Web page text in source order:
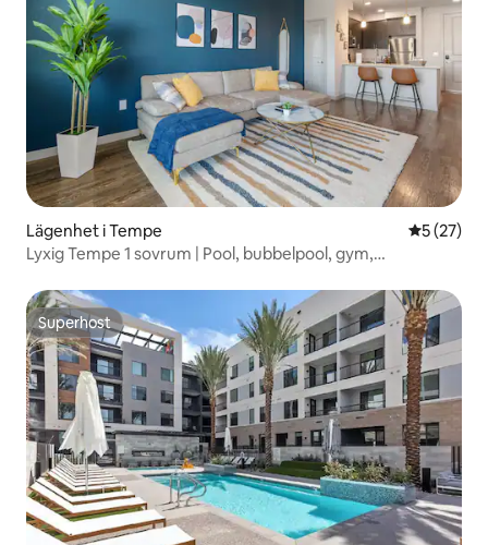
Lägenhet i Tempe 5 av 5 i
5 (27)
Lyxig Tempe 1 sovrum | Pool, bubbelpool, gym,
Superhost
Superhost